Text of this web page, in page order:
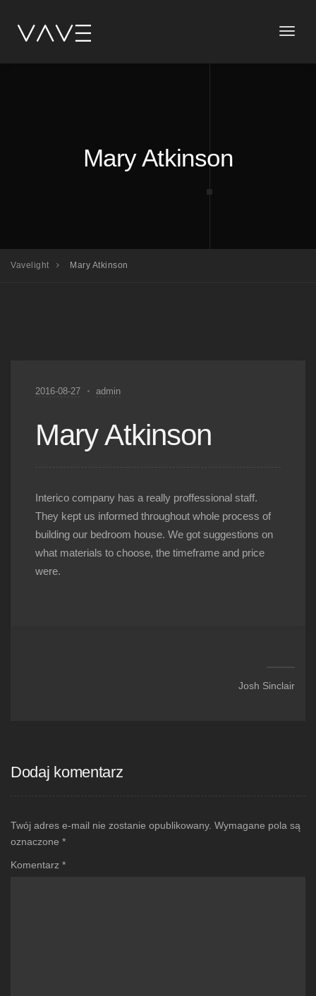
Toggle
Mary Atkinson
Vavelight Mary Atkinson
2016-08-27 admin
Mary Atkinson
Interico company has a really proffessional staff.
They kept us informed throughout whole process of
building our bedroom house. We got suggestions on
what materials to choose, the timeframe and price
were.
Josh Sinclair
Dodaj komentarz
Twój adres e-mail nie zostanie opublikowany. Wymagane pola są
oznaczone *
Komentarz *